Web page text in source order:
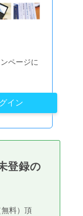
ページに
イン
登録の
料）頂